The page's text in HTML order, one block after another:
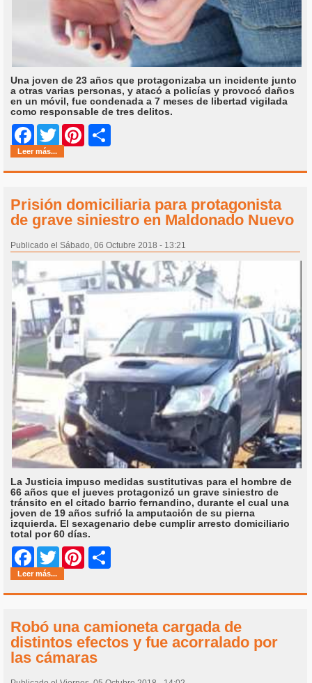
Una joven de 23 años que protagonizaba un incidente junto
a otras varias personas, y atacó a policías y provocó daños
en un móvil, fue condenada a 7 meses de libertad vigilada
como responsable de tres delitos.
Facebook
Twitter Pinterest
Leer más...
Prisión domiciliaria para protagonista
de grave siniestro en Maldonado Nuevo
Publicado el Sábado, 06 Octubre 2018 - 13:21
La Justicia impuso medidas sustitutivas para el hombre de
66 años que el jueves protagonizó un grave siniestro de
tránsito en el citado barrio fernandino, durante el cual una
joven de 19 años sufrió la amputación de su pierna
izquierda. El sexagenario debe cumplir arresto domiciliario
total por 60 días.
Facebook
Twitter Pinterest
Leer más...
Robó una camioneta cargada de
distintos efectos y fue acorralado por
las cámaras